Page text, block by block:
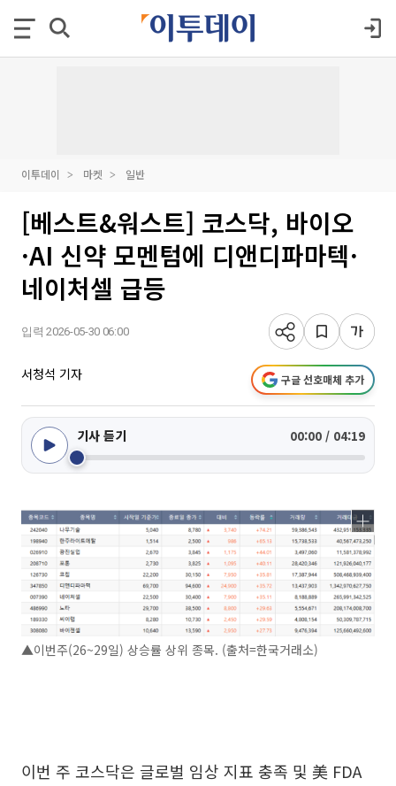
이투데이 마켓 일반
[베스트&워스트] 코스닥, 바이오
·AI 신약 모멘텀에 디앤디파마텍·
네이처셀 급등
입력 2026-05-30 06:00
서청석 기자 구글 선호매체 추가
기사 듣기 00:00 / 04:19
▲이번주(26~29일) 상승률 상위 종목. (출처=한국거래소)
이번 주 코스닥은 글로벌 임상 지표 충족 및 美 FDA